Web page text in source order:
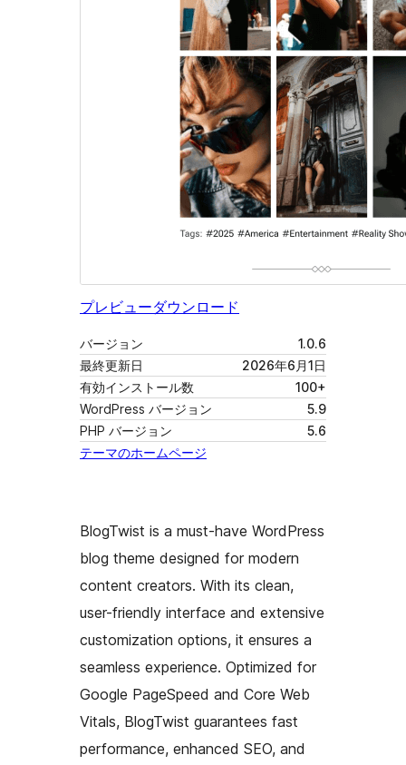
プレビューダウンロード
バージョン
1.0.6
最終更新日
2026年6月1日
有効インストール数
100+
WordPress バージョン
5.9
PHP バージョン
5.6
テーマのホームページ
BlogTwist is a must-have WordPress
blog theme designed for modern
content creators. With its clean,
user-friendly interface and extensive
customization options, it ensures a
seamless experience. Optimized for
Google PageSpeed and Core Web
Vitals, BlogTwist guarantees fast
performance, enhanced SEO, and